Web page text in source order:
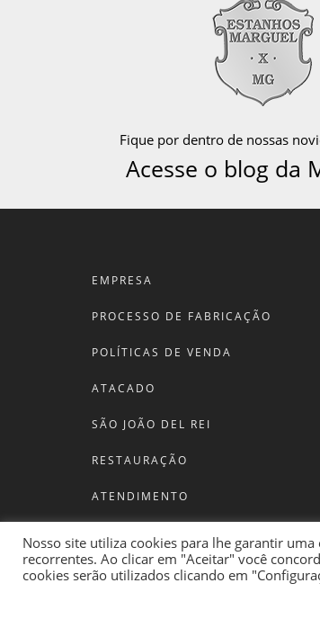
Fique por dentro de nossas
Acesse o blog da
EMPRESA
PROCESSO DE FABRICAÇÃO
POLÍTICAS DE VENDA
ATACADO
SÃO JOÃO DEL REI
RESTAURAÇÃO
ATENDIMENTO
Nosso site utiliza cookies para lhe garantir
recorrentes. Ao clicar em "Aceitar" você
cookies serão utilizados clicando em